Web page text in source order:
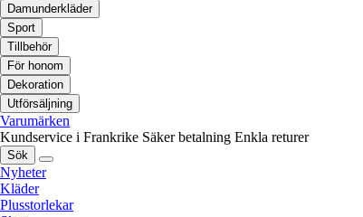
Damunderkläder
Sport
Tillbehör
För honom
Dekoration
Utförsäljning
Varumärken
Kundservice i Frankrike Säker betalning Enkla returer
Sök
Nyheter
Kläder
Plusstorlekar